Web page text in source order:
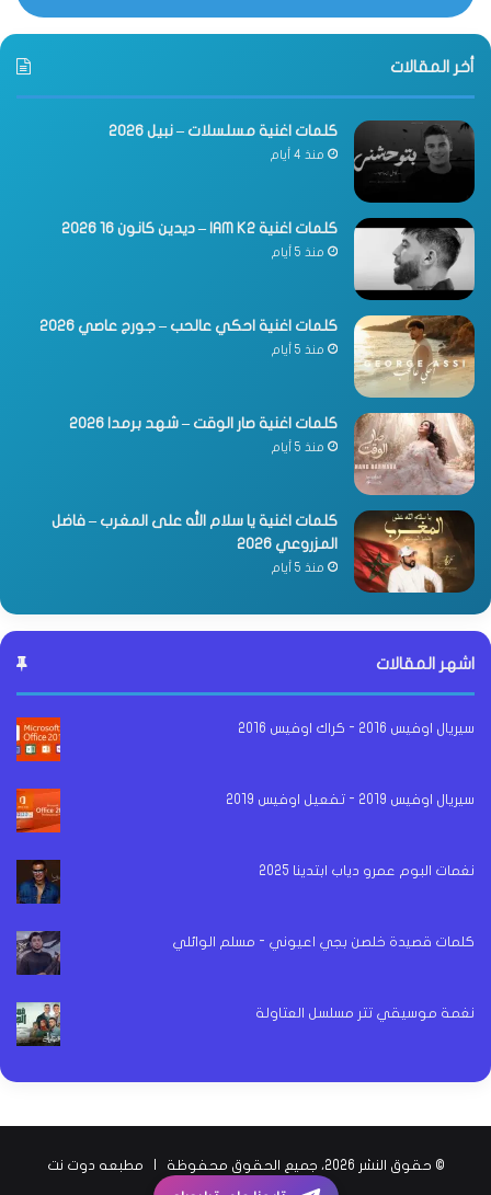
أخر المقالات
كلمات اغنية مسلسلات – نبيل 2026
منذ 4 أيام
كلمات اغنية IAM K2 – ديدين كانون 16 2026
منذ 5 أيام
كلمات اغنية احكي عالحب – جورج عاصي 2026
منذ 5 أيام
كلمات اغنية صار الوقت – شهد برمدا 2026
منذ 5 أيام
كلمات اغنية يا سلام الله على المغرب – فاضل
المزروعي 2026
منذ 5 أيام
اشهر المقالات
سيريال اوفيس 2016 - كراك اوفيس 2016
سيريال اوفيس 2019 - تفعيل اوفيس 2019
نغمات البوم عمرو دياب ابتدينا 2025
كلمات قصيدة خلصن بجي اعيوني - مسلم الوائلي
نغمة موسيقي تتر مسلسل العتاولة
© حقوق النشر 2026، جميع الحقوق محفوظة | مطبعه دوت نت